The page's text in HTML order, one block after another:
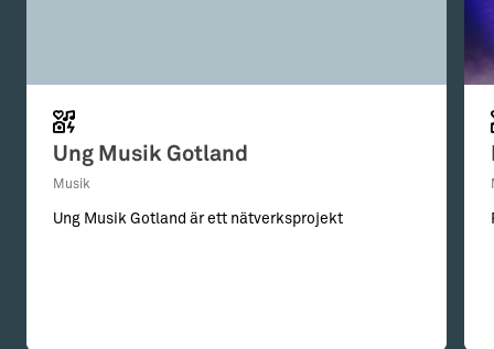
Ung Musik Gotland
Musik
Ung Musik Gotland är ett nätverksprojekt